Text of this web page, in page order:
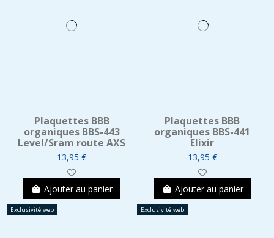
Plaquettes BBB
organiques BBS-443
Level/Sram route AXS
13,95 €
Ajouter au panier
Plaquettes BBB
organiques BBS-441
Elixir
13,95 €
Ajouter au panier
Exclusivité web Exclusivité web